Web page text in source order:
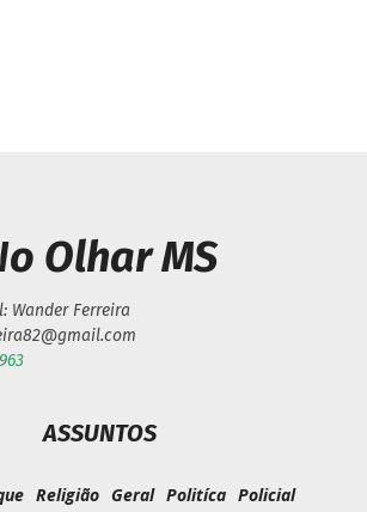
Olhar MS
Wander Ferreira
ASSUNTOS
Religião Geral Politíca Policial